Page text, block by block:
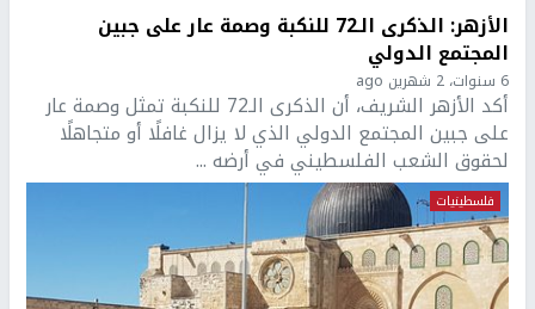
الأزهر: الذكرى الـ72 للنكبة وصمة عار على جبين
المجتمع الدولي
6 سنوات، 2 شهرين ago
أكد الأزهر الشريف، أن الذكرى الـ72 للنكبة تمثل وصمة عار
على جبين المجتمع الدولي الذي لا يزال غافلًا أو متجاهلًا
لحقوق الشعب الفلسطيني في أرضه ...
فلسطينيات